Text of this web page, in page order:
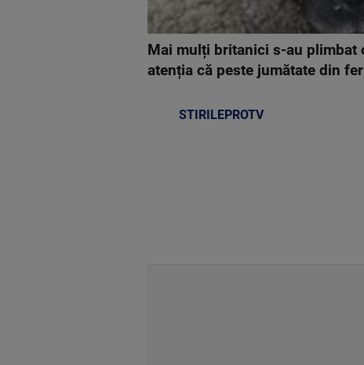
Mai mulți britanici s-au plimbat
atenția că peste jumătate din
STIRILEPROTV